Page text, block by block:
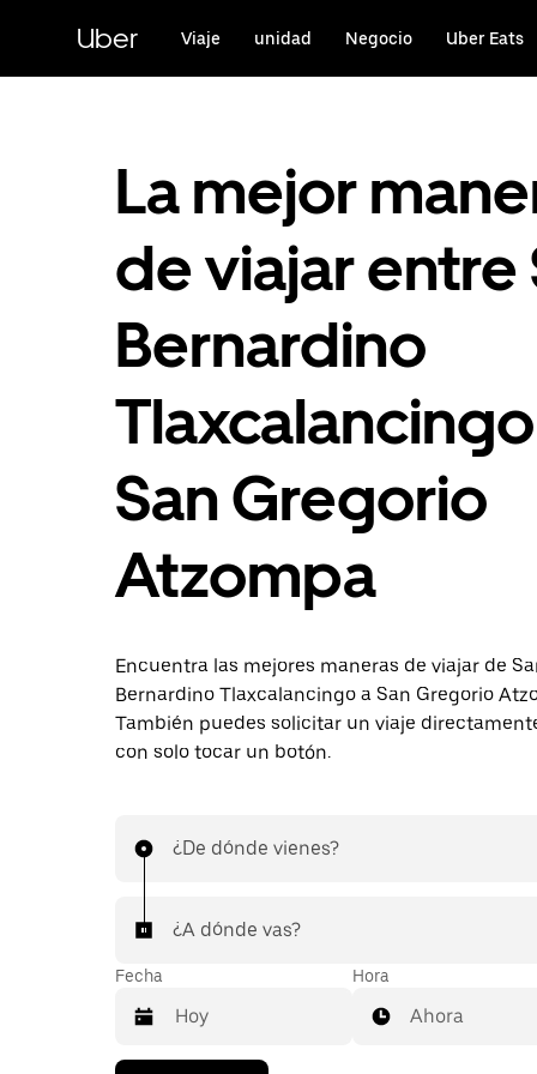
contenido
principal
Uber Viaje unidad Negocio Uber Eats
La mejor
de viajar entre
Bernardino
San Gregorio
Atzompa
Encuentra las mejores maneras de viajar de
Bernardino Tlaxcalancingo a San Gregorio
También puedes solicitar un viaje
con solo tocar un botón.
¿De dónde vienes?
¿A dónde vas?
Fecha Hora
Ahora